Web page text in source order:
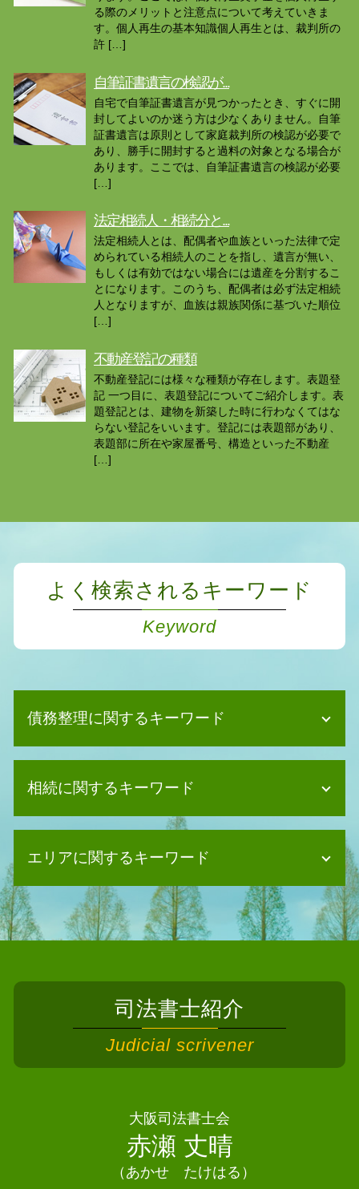
る際のメリットと注意点について考えていきま
す。個人再生の基本知識個人再生とは、裁判所の
許 […]
自筆証書遺言の検認が...
自宅で自筆証書遺言が見つかったとき、すぐに開
封してよいのか迷う方は少なくありません。自筆
証書遺言は原則として家庭裁判所の検認が必要で
あり、勝手に開封すると過料の対象となる場合が
あります。ここでは、自筆証書遺言の検認が必要
[…]
法定相続人・相続分と...
法定相続人とは、配偶者や血族といった法律で定
められている相続人のことを指し、遺言が無い、
もしくは有効ではない場合には遺産を分割するこ
とになります。このうち、配偶者は必ず法定相続
人となりますが、血族は親族関係に基づいた順位
[…]
不動産登記の種類
不動産登記には様々な種類が存在します。表題登
記 一つ目に、表題登記についてご紹介します。表
題登記とは、建物を新築した時に行わなくてはな
らない登記をいいます。登記には表題部があり、
表題部に所在や家屋番号、構造といった不動産
[…]
よく検索されるキーワード
Keyword
債務整理に関するキーワード
個人再生 奨学金
債務整理 方法
債務整理 ブラックリスト 何年
債務整理 デメリット 住宅ローン
個人再生 クレジットカード
債務整理 相談
任意整理 司法書士
任意整理 相談
任意整理 費用 払えない
債務整理 クレジットカード 残す
任意整理 和解後 借り入れ
自己破産 デメリット 車
消滅時効 中断
相続に関するキーワード
限定承認 相続
数次相続 遺産分割協議 登記
遺言書 司法書士
相続放棄 兄弟
相続放棄 相談
不動産 共有名義 相続
相続 債務
相続 登記 自分で
相続 相関図
遺産分割協議 進まない
相続放棄とは
遺産分割協議書 公正証書
エリアに関するキーワード
相続 司法書士 能勢町
相続 司法書士 藤井寺市
相続 司法書士 八尾市
債務整理 司法書士 門真市
相続 司法書士 豊中市
債務整理 司法書士 枚方市
債務整理 司法書士 豊中市
債務整理 司法書士 摂津市
債務整理 司法書士 四條畷市
相続 司法書士 豊能町
司法書士紹介
Judicial scrivener
大阪司法書士会
赤瀬 丈晴
（あかせ たけはる）